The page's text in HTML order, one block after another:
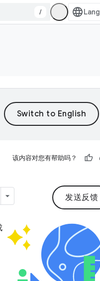
/
该内容对您有帮助吗？
发送反馈